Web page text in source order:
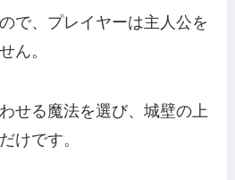
で、プレイヤーは主人公を
ん。
せる魔法を選び、城壁の上
けです。